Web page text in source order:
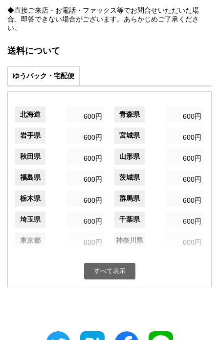
◆直接ご来店・お電話・ファックス等でお問合せいただいた場
合、即答できない場合がございます。あらかじめご了承くださ
い。
送料について
ゆうパック・宅配便
北海道 600円 青森県 600円
岩手県 600円 宮城県 600円
秋田県 600円 山形県 600円
福島県 600円 茨城県 600円
栃木県 600円 群馬県 600円
埼玉県 600円 千葉県 600円
東京都 600円 神奈川県 600円
600円 富山県
すべて表示